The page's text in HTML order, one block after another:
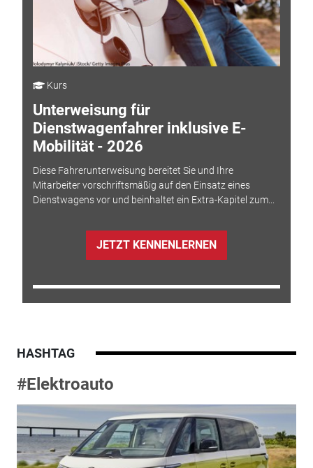
Kurs
Unterweisung für
Dienstwagenfahrer inklusive E-
Mobilität - 2026
Diese Fahrerunterweisung bereitet Sie und Ihre
Mitarbeiter vorschriftsmäßig auf den Einsatz eines
Dienstwagens vor und beinhaltet ein Extra-Kapitel zum...
JETZT KENNENLERNEN
HASHTAG
#Elektroauto